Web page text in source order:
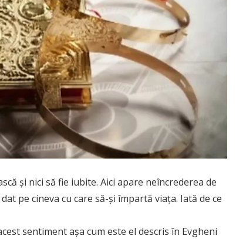
și nici să fie iubite. Aici apare neîncrederea de
pe cineva cu care să-și împartă viața. Iată de ce
sentiment aşa cum este el descris în Evgheni